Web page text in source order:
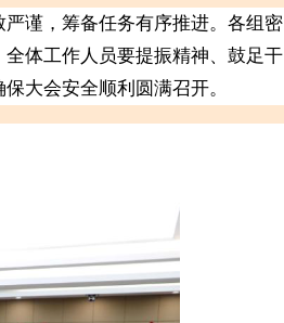
谨，筹备任务有序推进。各组密
体工作人员要提振精神、鼓足干
大会安全顺利圆满召开。